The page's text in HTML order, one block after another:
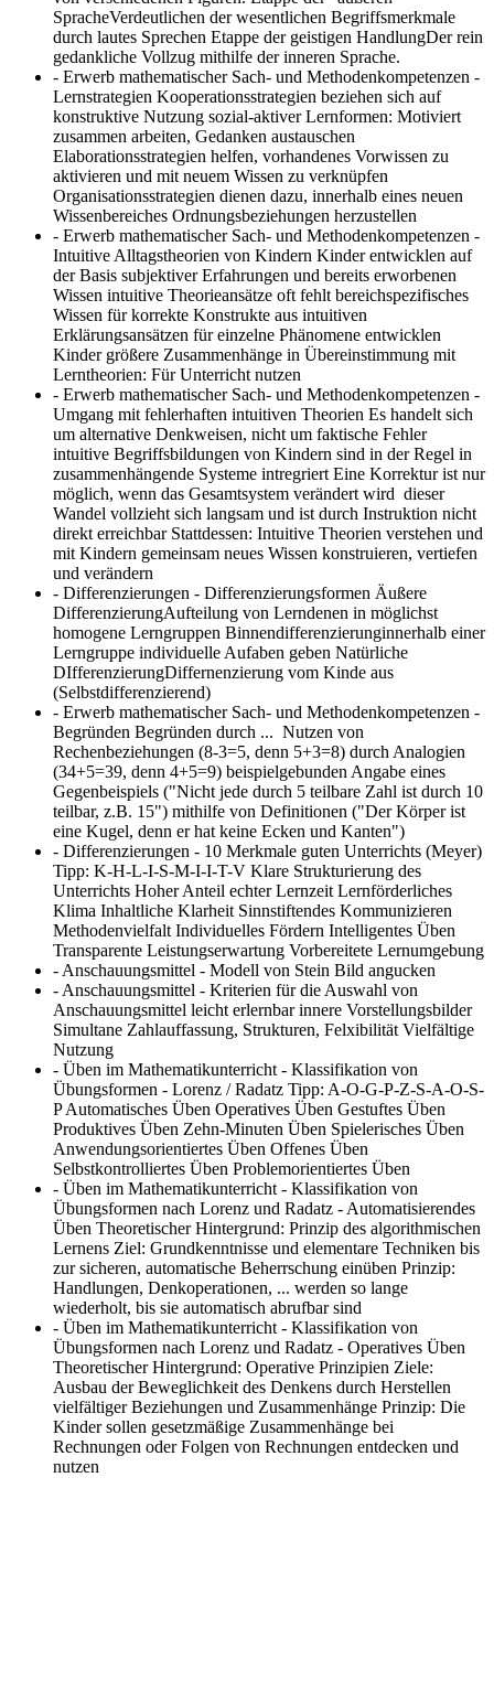
SpracheVerdeutlichen der wesentlichen Begriffsmerkmale
durch lautes Sprechen Etappe der geistigen HandlungDer rein
gedankliche Vollzug mithilfe der inneren Sprache.
- Erwerb mathematischer Sach- und Methodenkompetenzen -
Lernstrategien Kooperationsstrategien beziehen sich auf
konstruktive Nutzung sozial-aktiver Lernformen: Motiviert
zusammen arbeiten, Gedanken austauschen
Elaborationsstrategien helfen, vorhandenes Vorwissen zu
aktivieren und mit neuem Wissen zu verknüpfen
Organisationsstrategien dienen dazu, innerhalb eines neuen
Wissenbereiches Ordnungsbeziehungen herzustellen
- Erwerb mathematischer Sach- und Methodenkompetenzen -
Intuitive Alltagstheorien von Kindern Kinder entwicklen auf
der Basis subjektiver Erfahrungen und bereits erworbenen
Wissen intuitive Theorieansätze oft fehlt bereichspezifisches
Wissen für korrekte Konstrukte aus intuitiven
Erklärungsansätzen für einzelne Phänomene entwicklen
Kinder größere Zusammenhänge in Übereinstimmung mit
Lerntheorien: Für Unterricht nutzen
- Erwerb mathematischer Sach- und Methodenkompetenzen -
Umgang mit fehlerhaften intuitiven Theorien Es handelt sich
um alternative Denkweisen, nicht um faktische Fehler
intuitive Begriffsbildungen von Kindern sind in der Regel in
zusammenhängende Systeme intregriert Eine Korrektur ist nur
möglich, wenn das Gesamtsystem verändert wird dieser
Wandel vollzieht sich langsam und ist durch Instruktion nicht
direkt erreichbar Stattdessen: Intuitive Theorien verstehen und
mit Kindern gemeinsam neues Wissen konstruieren, vertiefen
und verändern
- Differenzierungen - Differenzierungsformen Äußere
DifferenzierungAufteilung von Lerndenen in möglichst
homogene Lerngruppen Binnendifferenzierunginnerhalb einer
Lerngruppe individuelle Aufaben geben Natürliche
DIfferenzierungDiffernenzierung vom Kinde aus
(Selbstdifferenzierend)
- Erwerb mathematischer Sach- und Methodenkompetenzen -
Begründen Begründen durch ... Nutzen von
Rechenbeziehungen (8-3=5, denn 5+3=8) durch Analogien
(34+5=39, denn 4+5=9) beispielgebunden Angabe eines
Gegenbeispiels ("Nicht jede durch 5 teilbare Zahl ist durch 10
teilbar, z.B. 15") mithilfe von Definitionen ("Der Körper ist
eine Kugel, denn er hat keine Ecken und Kanten")
- Differenzierungen - 10 Merkmale guten Unterrichts (Meyer)
Tipp: K-H-L-I-S-M-I-I-T-V Klare Strukturierung des
Unterrichts Hoher Anteil echter Lernzeit Lernförderliches
Klima Inhaltliche Klarheit Sinnstiftendes Kommunizieren
Methodenvielfalt Individuelles Fördern Intelligentes Üben
Transparente Leistungserwartung Vorbereitete Lernumgebung
- Anschauungsmittel - Modell von Stein Bild angucken
- Anschauungsmittel - Kriterien für die Auswahl von
Anschauungsmittel leicht erlernbar innere Vorstellungsbilder
Simultane Zahlauffassung, Strukturen, Felxibilität Vielfältige
Nutzung
- Üben im Mathematikunterricht - Klassifikation von
Übungsformen - Lorenz / Radatz Tipp: A-O-G-P-Z-S-A-O-S-
PAutomatisches Üben Operatives Üben Gestuftes Üben
Produktives Üben Zehn-Minuten Üben Spielerisches Üben
Anwendungsorientiertes Üben Offenes Üben
Selbstkontrolliertes Üben Problemorientiertes Üben
- Üben im Mathematikunterricht - Klassifikation von
Übungsformen nach Lorenz und Radatz - Automatisierendes
Üben Theoretischer Hintergrund: Prinzip des algorithmischen
Lernens Ziel: Grundkenntnisse und elementare Techniken bis
zur sicheren, automatische Beherrschung einüben Prinzip:
Handlungen, Denkoperationen, ... werden so lange
wiederholt, bis sie automatisch abrufbar sind
- Üben im Mathematikunterricht - Klassifikation von
Übungsformen nach Lorenz und Radatz - Operatives Üben
Theoretischer Hintergrund: Operative Prinzipien Ziele:
Ausbau der Beweglichkeit des Denkens durch Herstellen
vielfältiger Beziehungen und Zusammenhänge Prinzip: Die
Kinder sollen gesetzmäßige Zusammenhänge bei
Rechnungen oder Folgen von Rechnungen entdecken und
nutzen